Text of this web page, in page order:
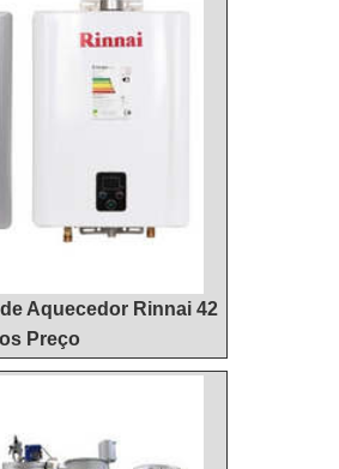
encontrar o que há de
aquecedor a gás. Sempre de
traz novidades em itens como
a gás e manutenção de
empresa inovadora, conquistas
investiu em uma estrutura que
somado à performance de uma
de consultores associados e
vasta experiência na área de
MANUTENÇÃO
DE AQUECEDORES A GÁSA
centraliza sua energia em
com escritório de alta qualidade
tudo para se certificar que se
preventiva de aquecedores a
Há muitas maneiras eficientes
A Hidrohouse Aquecedores se
por ter: Soluções para quem
na temperatura ideal;
em manutenção preventiva
Aquecedor Rinnai 42
Preço